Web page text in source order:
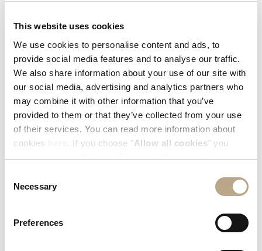
This website uses cookies
We use cookies to personalise content and ads, to
provide social media features and to analyse our traffic.
We also share information about your use of our site with
our social media, advertising and analytics partners who
may combine it with other information that you’ve
provided to them or that they’ve collected from your use
of their services. You can read more information about
cookies
. If you choose "Allow all cookies" you
accept to store all types of cookies. If you want to store
tick boxes below, and then click "
Allow selection".
Selection
Necessary
Preferences
EXPLORE AND SHARE YOUR
EXPERIENCE #ELYSIUMRHODES